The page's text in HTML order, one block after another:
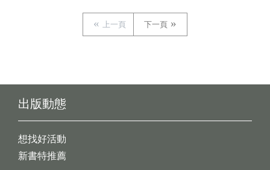
上一頁 下一頁
出版動態
想找好活動
新書特推薦